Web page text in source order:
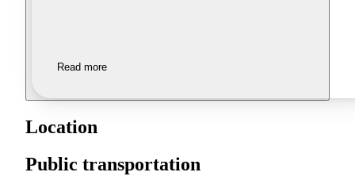
Read more
Location
Public transportation